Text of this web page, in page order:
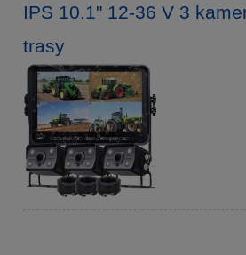
IPS 10.1" 12-36 V 3
trasy